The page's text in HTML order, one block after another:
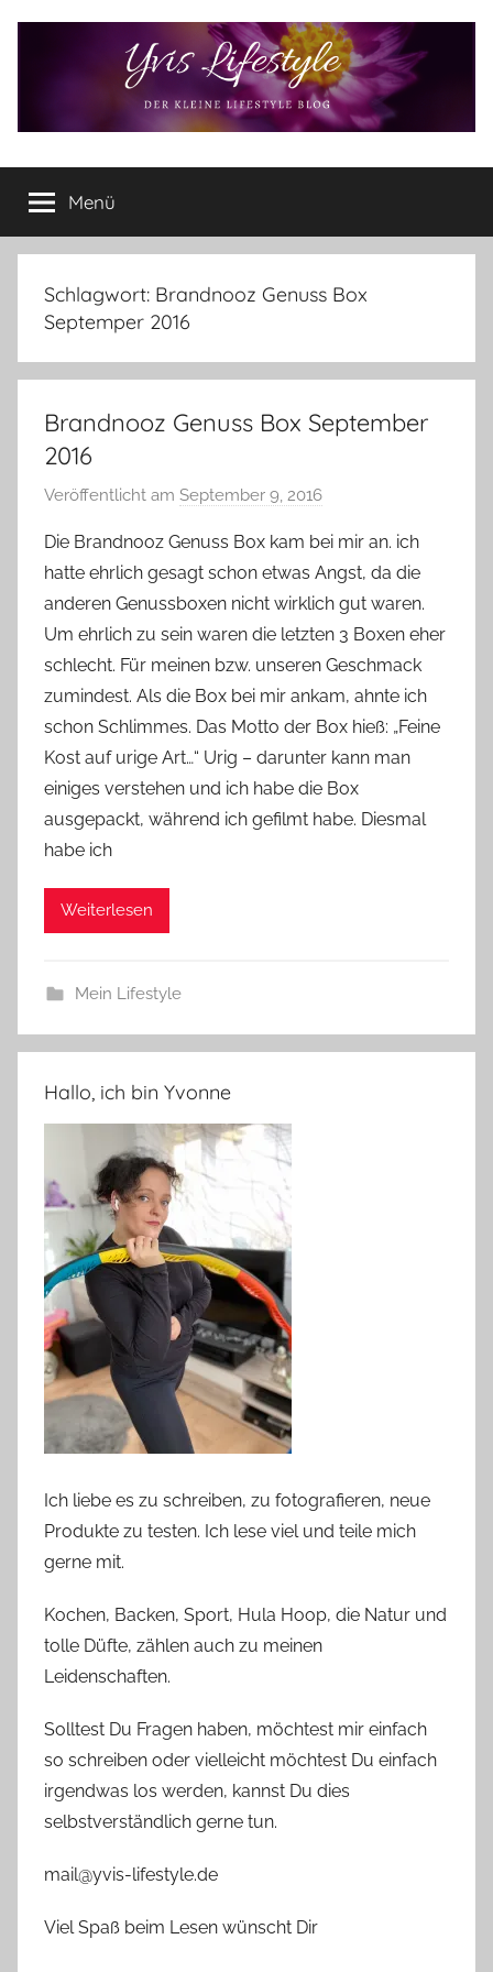
Yvis
Lifestyle
Lifestyle
Blog
–
Lifestyle,
Rezensionen,
Produkttests
und
mehr
Menü
Schlagwort: Brandnooz Genuss Box
Septemper 2016
Brandnooz Genuss Box September
2016
Veröffentlicht am September 9, 2016
n
Y
v
o
n
n
e
Die Brandnooz Genuss Box kam bei mir an. ich
hatte ehrlich gesagt schon etwas Angst, da die
anderen Genussboxen nicht wirklich gut waren.
Um ehrlich zu sein waren die letzten 3 Boxen eher
schlecht. Für meinen bzw. unseren Geschmack
zumindest. Als die Box bei mir ankam, ahnte ich
schon Schlimmes. Das Motto der Box hieß: „Feine
Kost auf urige Art…“ Urig – darunter kann man
einiges verstehen und ich habe die Box
ausgepackt, während ich gefilmt habe. Diesmal
habe ich
Weiterlesen
Mein Lifestyle
Hallo, ich bin Yvonne
Ich liebe es zu schreiben, zu fotografieren, neue
Produkte zu testen. Ich lese viel und teile mich
gerne mit.
Kochen, Backen, Sport, Hula Hoop, die Natur und
tolle Düfte, zählen auch zu meinen
Leidenschaften.
Solltest Du Fragen haben, möchtest mir einfach
so schreiben oder vielleicht möchtest Du einfach
irgendwas los werden, kannst Du dies
selbstverständlich gerne tun.
mail@yvis-lifestyle.de
Viel Spaß beim Lesen wünscht Dir